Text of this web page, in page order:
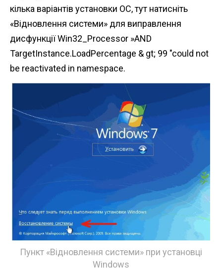
кілька варіантів установки ОС, тут натисніть
«Відновлення системи» для виправлення
дисфункції Win32_Processor »AND
TargetInstance.LoadPercentage & gt; 99 "could not
be reactivated in namespace.
Пункт «Відновлення системи» при установці
Windows